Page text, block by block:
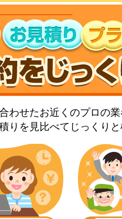
わせたお近くのプロの
りを見比べてじっくり